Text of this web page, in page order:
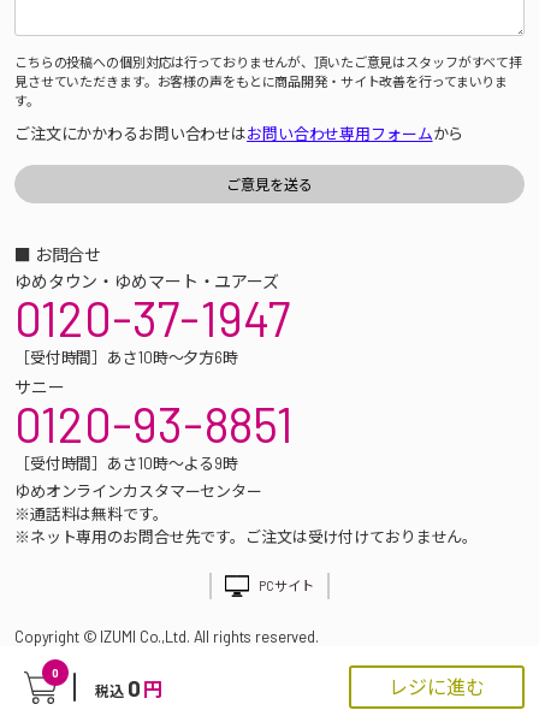
0
税込 0 円 レジに進む
こちらの投稿への個別対応は行っておりませんが、頂いたご意見はスタッフがすべて拝
見させていただきます。お客様の声をもとに商品開発・サイト改善を行ってまいりま
す。
ご注文にかかわるお問い合わせはお問い合わせ専用フォームから
■ お問合せ
ゆめタウン・ゆめマート・ユアーズ
0120-37-1947
［受付時間］あさ10時～夕方6時
サニー
0120-93-8851
［受付時間］あさ10時～よる9時
ゆめオンラインカスタマーセンター
※通話料は無料です。
※ネット専用のお問合せ先です。ご注文は受け付けておりません。
PCサイト
Copyright © IZUMI Co.,Ltd. All rights reserved.